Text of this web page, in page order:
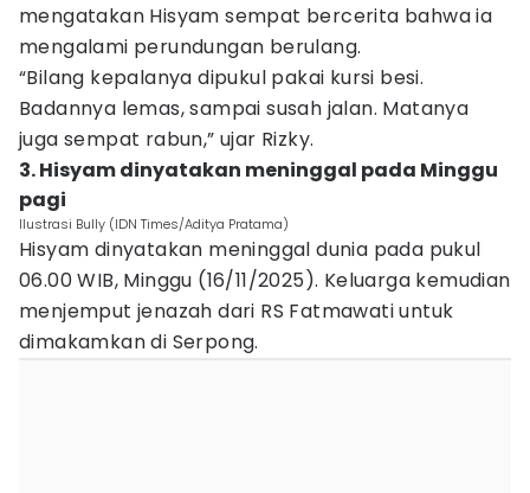
mengatakan Hisyam sempat bercerita bahwa ia
mengalami perundungan berulang.
“Bilang kepalanya dipukul pakai kursi besi.
Badannya lemas, sampai susah jalan. Matanya
juga sempat rabun,” ujar Rizky.
3. Hisyam dinyatakan meninggal pada Minggu
pagi
Ilustrasi Bully (IDN Times/Aditya Pratama)
Hisyam dinyatakan meninggal dunia pada pukul
06.00 WIB, Minggu (16/11/2025). Keluarga kemudian
menjemput jenazah dari RS Fatmawati untuk
dimakamkan di Serpong.